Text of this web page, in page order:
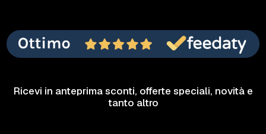
Ricevi in anteprima sconti, offerte speciali, novità e
tanto altro